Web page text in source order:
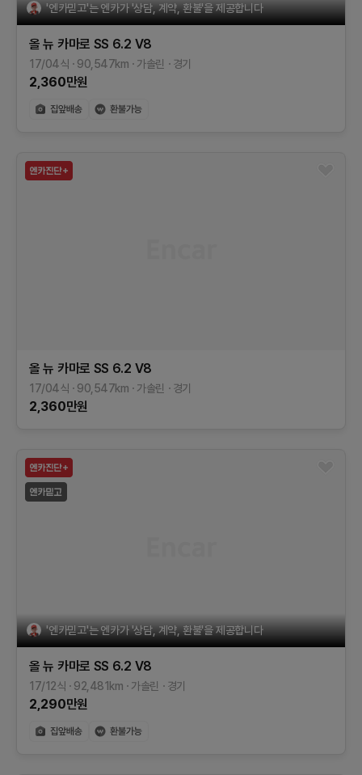
'엔카믿고'는 엔카가 '상담, 계약, 환불'을 제공합니다
올 뉴 카마로 SS 6.2 V8
17/04식 90,547km 가솔린 경기
2,360만원
올 뉴 카마로 SS 6.2 V8
17/04식 90,547km 가솔린 경기
2,360만원
'엔카믿고'는 엔카가 '상담, 계약, 환불'을 제공합니다
올 뉴 카마로 SS 6.2 V8
17/12식 92,481 km 가솔린 경기
2,290만원